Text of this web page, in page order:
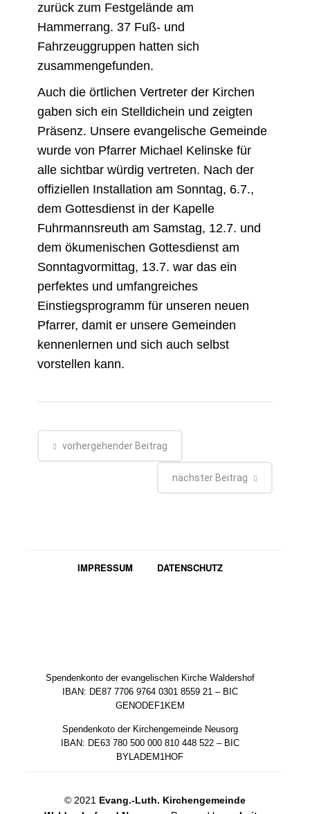
zurück zum Festgelände am
Hammerrang. 37 Fuß- und
Fahrzeuggruppen hatten sich
zusammengefunden.
Auch die örtlichen Vertreter der Kirchen
gaben sich ein Stelldichein und zeigten
Präsenz. Unsere evangelische Gemeinde
wurde von Pfarrer Michael Kelinske für
alle sichtbar würdig vertreten. Nach der
offiziellen Installation am Sonntag, 6.7.,
dem Gottesdienst in der Kapelle
Fuhrmannsreuth am Samstag, 12.7. und
dem ökumenischen Gottesdienst am
Sonntagvormittag, 13.7. war das ein
perfektes und umfangreiches
Einstiegsprogramm für unseren neuen
Pfarrer, damit er unsere Gemeinden
kennenlernen und sich auch selbst
vorstellen kann.
vorhergehender Beitrag
nächster Beitrag
IMPRESSUM DATENSCHUTZ
Spendenkonto der evangelischen Kirche Waldershof
IBAN: DE87 7706 9764 0301 8559 21 – BIC
GENODEF1KEM
Spendenkoto der Kirchengemeinde Neusorg
IBAN: DE63 780 500 000 810 448 522 – BIC
BYLADEM1HOF
© 2021 Evang.-Luth. Kirchengemeinde